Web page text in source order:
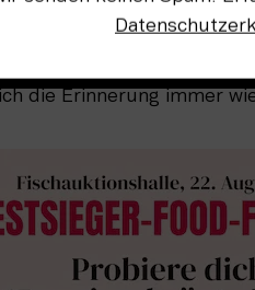
zeigen. So
alle doch wieder auf die
stets das gleiche
die Erinnerung immer